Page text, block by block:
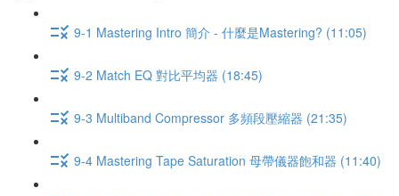
9-1 Mastering Intro 簡介 - 什麼是Mastering? (11:05)
9-2 Match EQ 對比平均器 (18:45)
9-3 Multiband Compressor 多頻段壓縮器 (21:35)
9-4 Mastering Tape Saturation 母帶儀器飽和器 (11:40)